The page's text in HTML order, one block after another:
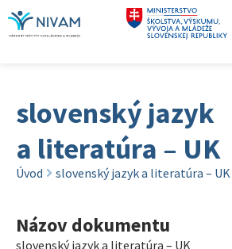
slovenský jazyk
a literatúra – UK
Úvod slovenský jazyk a literatúra – UK
Názov dokumentu
slovenský jazyk a literatúra – UK